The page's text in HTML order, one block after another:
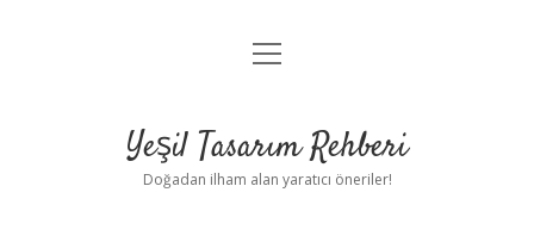
Anasayfa
Yasal Uyarı
menüyü
Yeşil Tasarım Rehberi
Doğadan ilham alan yaratıcı öneriler!